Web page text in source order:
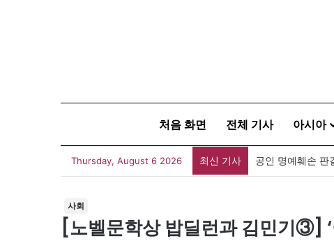
처음 화면 전체 기사 아시아
Thursday, August 6 2026 최신 기사
사회
[노벨문학상 밥딜런과 김민기③]